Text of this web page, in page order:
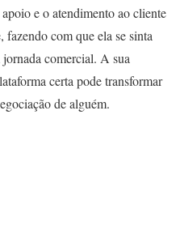
e o atendimento ao cliente
com que ela se sinta
jornada comercial. A sua
certa pode transformar
de alguém.